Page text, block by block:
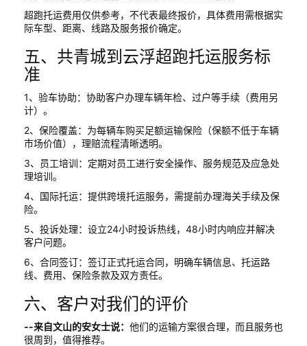
超跑托运费用仅供参考，不代表最终报价，具体费用需根据实
际车型、距离、线路及服务报价确定。
五、共青城到云浮超跑托运服务标
准
1、验车协助：协助客户办理车辆年检、过户等手续（费用另
计）。
2、保险覆盖：为每辆车购买足额运输保险（保额不低于车辆
市场价值），理赔流程清晰透明。
3、员工培训：定期对员工进行安全操作、服务规范及应急处
理培训。
4、国际托运：提供跨境托运服务，需提前办理海关手续及保
险。
5、投诉处理：设立24小时投诉热线，48小时内响应并解决
客户问题。
6、合同签订：签订正式托运合同，明确车辆信息、托运路
线、费用、保险条款及双方责任。
六、客户对我们的评价
--来自文山的安女士说： 他们的运输方案很合理，而且服务也
很周到，值得推荐。